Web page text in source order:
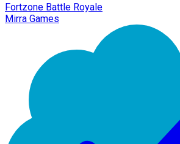
Fortzone Battle Royale
Mirra Games